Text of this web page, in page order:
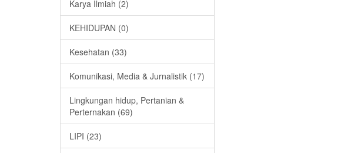
Karya Ilmiah (2)
KEHIDUPAN (0)
Kesehatan (33)
Komunikasi, Media & Jurnalistik (17)
Lingkungan hidup, Pertanian &
Perternakan (69)
LIPI (23)